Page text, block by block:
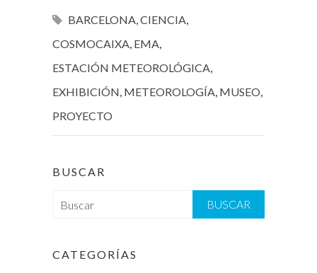
BARCELONA,CIENCIA,
COSMOCAIXA, EMA,
ESTACIÓN METEOROLÓGICA,
EXHIBICIÓN, METEOROLOGÍA, MUSEO,
PROYECTO
BUSCAR
c
CATEGORÍAS